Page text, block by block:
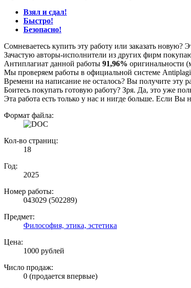
Взял и сдал!
Быстро!
Безопасно!
Сомневаетесь купить эту работу или заказать новую?
Зачастую авторы-исполнители из других фирм
Антиплагиат данной работы 91,96% оригинальности
Мы проверяем работы в официальной системе
Времени на написание не осталось? Вы получите эту
Боитесь покупать готовую работу? Зря. Да, это уже
Эта работа есть только у нас и нигде больше. Если Вы
Формат файла:
Кол-во страниц:
18
Год:
2025
Номер работы:
043029 (502289)
Предмет:
Философия, этика, эстетика
Цена:
1000 рублей
Число продаж:
0 (продается впервые)